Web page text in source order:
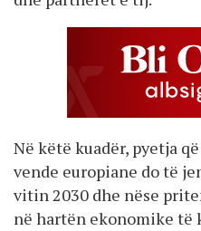
Në këtë kuadër, pyetja
vende europiane do të
vitin 2030 dhe nëse
në hartën ekonomike